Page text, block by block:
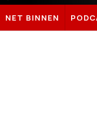
Sportnieuws.nl
NET BINNEN